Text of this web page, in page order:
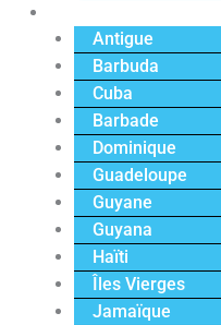
Antigue
Barbuda
Cuba
Barbade
Dominique
Guadeloupe
Guyane
Guyana
Haïti
Îles Vierges
Jamaïque